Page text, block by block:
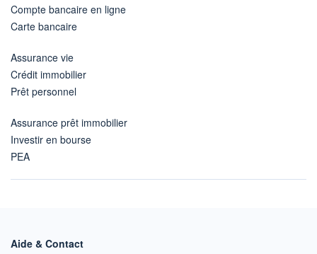
Compte bancaire en ligne
Carte bancaire
Assurance vie
Crédit immobilier
Prêt personnel
Assurance prêt immobilier
Investir en bourse
PEA
Aide & Contact